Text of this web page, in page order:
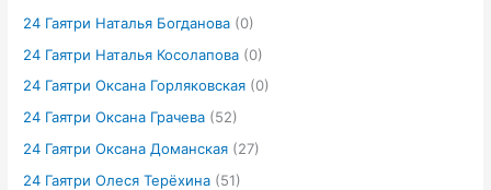
24 Гаятри Наталья Богданова (0)
24 Гаятри Наталья Косолапова (0)
24 Гаятри Оксана Горляковская (0)
24 Гаятри Оксана Грачева (52)
24 Гаятри Оксана Доманская (27)
24 Гаятри Олеся Терёхина (51)